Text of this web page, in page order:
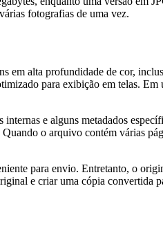
fotografias de uma vez.
em alta profundidade de cor,
para exibição em telas. Em
e alguns metadados
o arquivo contém várias
para envio. Entretanto, o
e criar uma cópia convertida